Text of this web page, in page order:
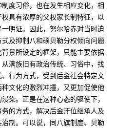
度习俗，也在发生相应变化，相
具有浓厚的父权家长制特征，以
明证。因此，努尔哈赤对当时迫
及抑制八和硕贝勒分权倾向问题
景所设定的框架，只能主要依据
满族旧有政治传统、习俗中，找
行为方式，受到后金社会特定文
文化的激烈冲撞，又更加促使他
染。正是在这种心态的驱使下，
的方式，解决后金汗位继承人及
制。可以说，同八旗制度、贝勒